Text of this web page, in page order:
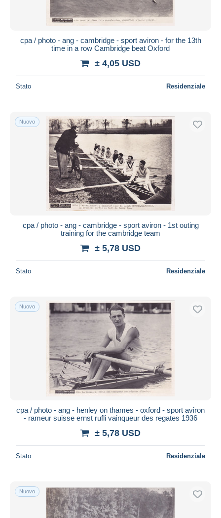
cpa / photo - ang - cambridge - sport aviron - for the 13th
time in a row Cambridge beat Oxford
± 4,05 USD
Stato Residenziale
Nuovo
cpa / photo - ang - cambridge - sport aviron - 1st outing
training for the cambridge team
± 5,78 USD
Stato Residenziale
Nuovo
cpa / photo - ang - henley on thames - oxford - sport aviron
- rameur suisse ernst rufli vainqueur des regates 1936
± 5,78 USD
Stato Residenziale
Nuovo